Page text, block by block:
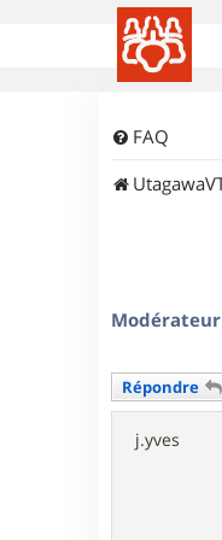
FAQ
Répondre
j.yves